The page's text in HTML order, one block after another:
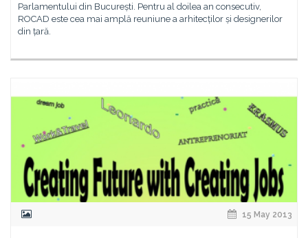
Parlamentului din București. Pentru al doilea an consecutiv,
ROCAD este cea mai amplă reuniune a arhitecților și designerilor
din țară.
15 May 2013